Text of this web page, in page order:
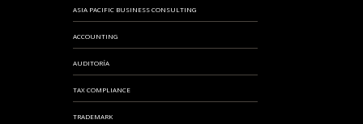
ASIA PACIFIC BUSINESS CONSULTING
ACCOUNTING
AUDITORÍA
TAX COMPLIANCE
TRADEMARK